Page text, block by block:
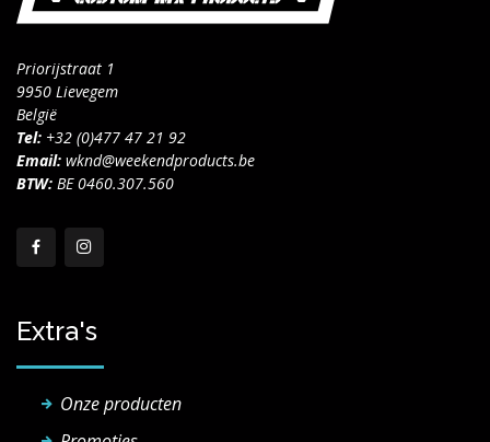
Priorijstraat 1
9950 Lievegem
België
Tel: +32 (0)477 47 21 92
Email: wknd@weekendproducts.be
BTW: BE 0460.307.560
Extra's
Onze producten